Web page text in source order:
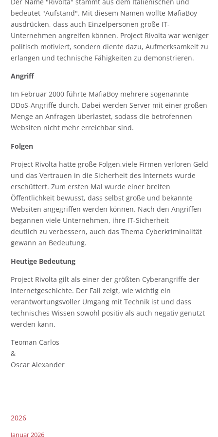
bedeutet "Aufstand". Mit diesem Namen wollte MafiaBoy
ausdrücken, dass auch Einzelpersonen große IT-
Unternehmen angreifen können. Project Rivolta war weniger
politisch motiviert, sondern diente dazu, Aufmerksamkeit zu
erlangen und technische Fähigkeiten zu demonstrieren.
Angriff
Im Februar 2000 führte MafiaBoy mehrere sogenannte
DDoS-Angriffe durch. Dabei werden Server mit einer großen
Menge an Anfragen überlastet, sodass die betrofennen
Websiten nicht mehr erreichbar sind.
Folgen
Project Rivolta hatte große Folgen,viele Firmen verloren Geld
und das Vertrauen in die Sicherheit des Internets wurde
erschüttert. Zum ersten Mal wurde einer breiten
Öffentlichkeit bewusst, dass selbst große und bekannte
Websiten angegriffen werden können. Nach den Angriffen
begannen viele Unternehmen, ihre IT-Sicherheit
deutlich zu verbessern, auch das Thema Cyberkriminalität
gewann an Bedeutung.
Heutige Bedeutung
Project Rivolta gilt als einer der größten Cyberangriffe der
Internetgeschichte. Der Fall zeigt, wie wichtig ein
verantwortungsvoller Umgang mit Technik ist und dass
technisches Wissen sowohl positiv als auch negativ genutzt
werden kann.
Teoman Carlos
&
Oscar Alexander
2026
Januar 2026